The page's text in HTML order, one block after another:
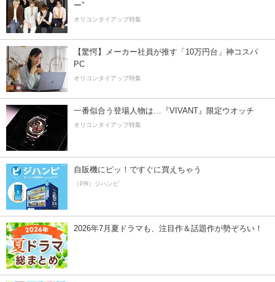
ー”
オリコンタイアップ特集
【驚愕】メーカー社員が推す「10万円台」神コスパ
PC
オリコンタイアップ特集
一番似合う登場人物は…『VIVANT』限定ウオッチ
オリコンタイアップ特集
自販機にピッ！ですぐに買えちゃう
（PR）ジハンピ
2026年7月夏ドラマも、注目作＆話題作が勢ぞろい！